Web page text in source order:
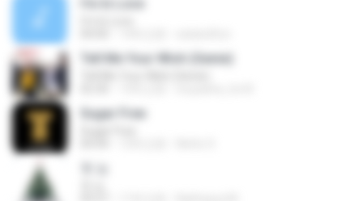
I'm In Love
Tell Me Your Wish (Genie)
Sugar Free